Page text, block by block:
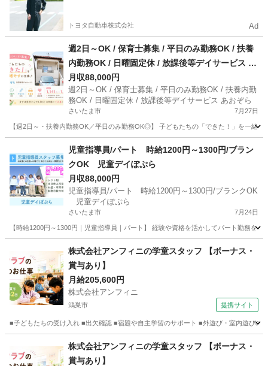
トヨタ自動車株式会社 Ad
週2日～OK / 保育士募集 / 平日のみ勤務OK / 扶養
内勤務OK / 日曜固定休 / 放課後等デイサービス あ
おぞら
月収88,000円
週2日～OK / 保育士募集 / 平日のみ勤務OK / 扶養内勤
務OK / 日曜固定休 / 放課後等デイサービス あおぞら
さいたま市 7月27日
【週2日～・扶養内勤務OK／平日のみ勤務OK◎】 子どもたちの「できた！」を一緒
さいたま市 保育士
児童指導員/パート 時給1200円～1300円/ブラン
クOK 児童デイぽぷら
月収88,000円
児童指導員/パート 時給1200円～1300円/ブランクOK
児童デイぽぷら
さいたま市 7月24日
【時給1200円～1300円｜児童指導員｜パート】 経験や資格を活かしてパート勤務を
さいたま市 保育士
株式会社アンフィニの学童スタッフ 【ボーナス・
賞与あり】
月給205,600円
株式会社アンフィニ
鴻巣市 提携サイト
■子どもたちの受け入れ ■出欠確認 ■宿題や自主学習のサポート ■外遊び・室内遊び
保育士
株式会社アンフィニの学童スタッフ 【ボーナス・
賞与あり】